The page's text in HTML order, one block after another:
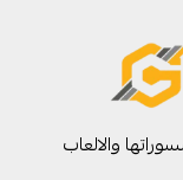
والالعاب